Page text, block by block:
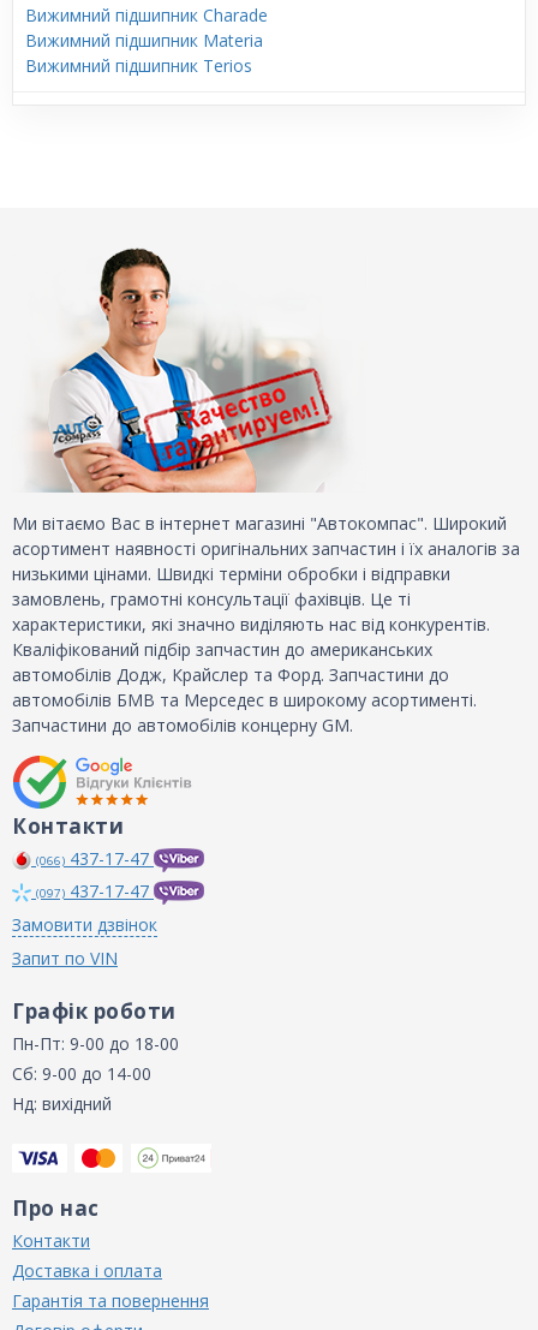
Вижимний підшипник Charade
Вижимний підшипник Materia
Вижимний підшипник Terios
Ми вітаємо Вас в інтернет магазині "Автокомпас". Широкий
асортимент наявності оригінальних запчастин і їх аналогів за
низькими цінами. Швидкі терміни обробки і відправки
замовлень, грамотні консультації фахівців. Це ті
характеристики, які значно виділяють нас від конкурентів.
Кваліфікований підбір запчастин до американських
автомобілів Додж, Крайслер та Форд. Запчастини до
автомобілів БМВ та Мерседес в широкому асортименті.
Запчастини до автомобілів концерну GM.
Контакти
(066) 437-17-47
(097) 437-17-47
Замовити дзвінок
Запит по VIN
Графік роботи
Пн-Пт: 9-00 до 18-00
Сб: 9-00 до 14-00
Нд: вихідний
Про нас
Контакти
Доставка і оплата
Гарантія та повернення